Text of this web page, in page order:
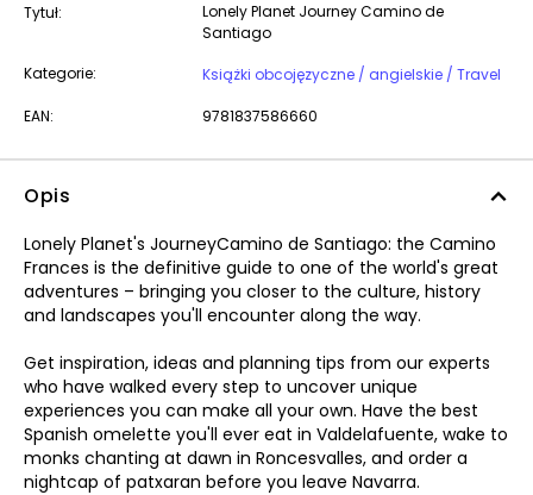
Tytuł:
Lonely Planet Journey Camino de
Santiago
Kategorie:
Książki obcojęzyczne / angielskie / Travel
EAN: 9781837586660
Opis
Lonely Planet's JourneyCamino de Santiago: the Camino
Frances is the definitive guide to one of the world's great
adventures – bringing you closer to the culture, history
and landscapes you'll encounter along the way.
Get inspiration, ideas and planning tips from our experts
who have walked every step to uncover unique
experiences you can make all your own. Have the best
Spanish omelette you'll ever eat in Valdelafuente, wake to
monks chanting at dawn in Roncesvalles, and order a
nightcap of patxaran before you leave Navarra.